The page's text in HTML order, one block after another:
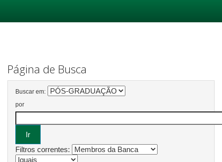
Página de Busca
Buscar em:
por
Filtros correntes: